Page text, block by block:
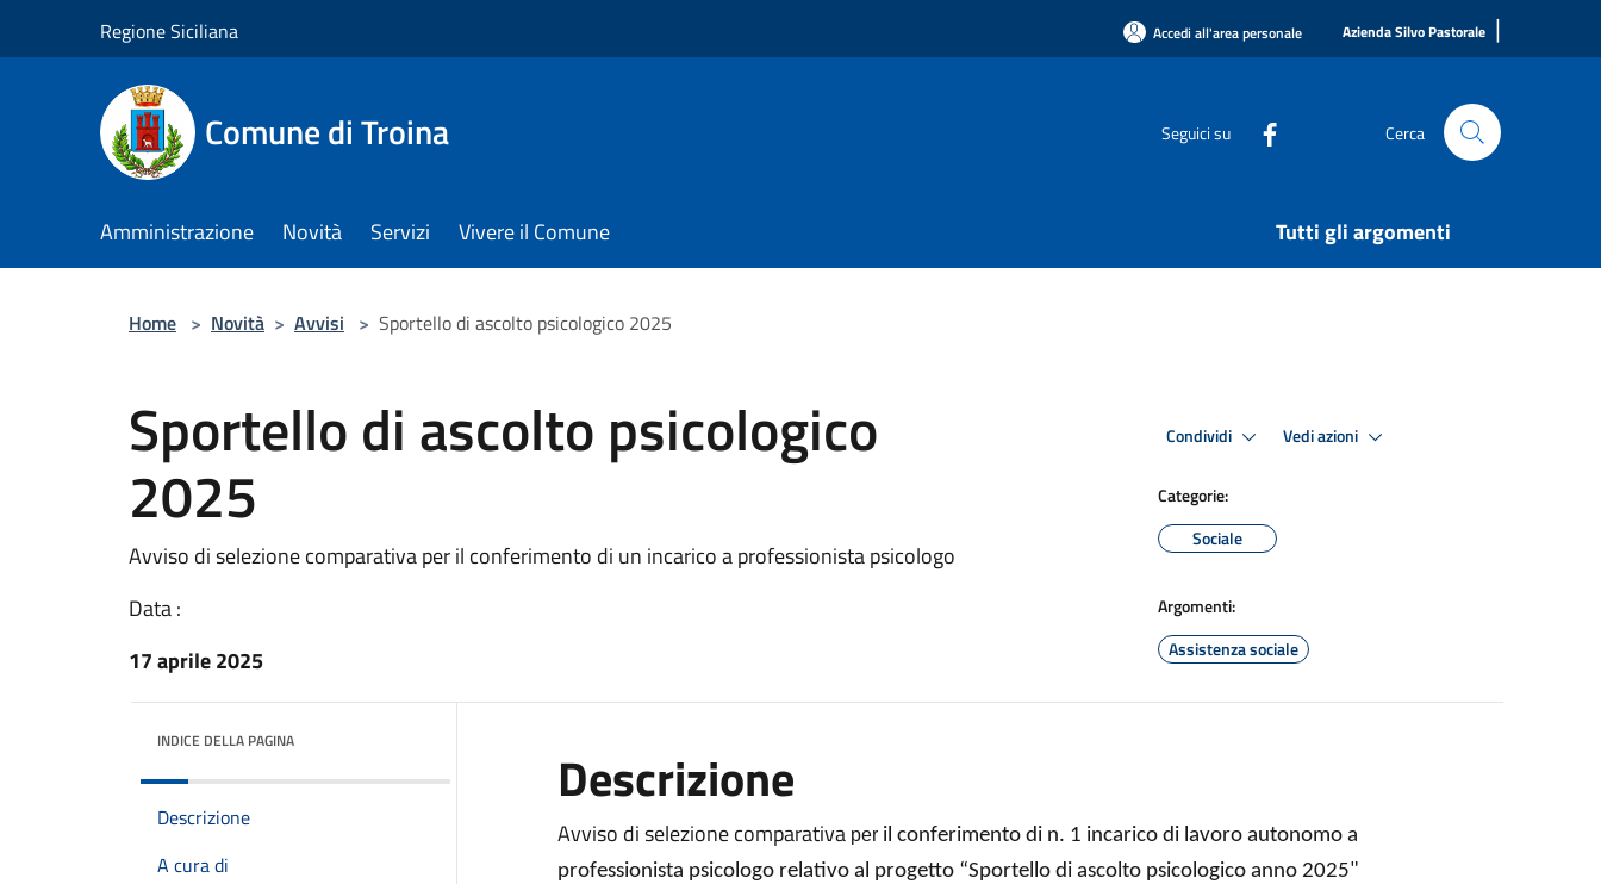
Regione Siciliana Accedi all'area personale Azienda Silvo Pastorale |
Comune di Troina Seguici su Cerca
Amministrazione Novità Servizi Vivere il Comune Tutti gli argomenti
Home > Novità > Avvisi > Sportello di ascolto psicologico 2025
Sportello di ascolto psicologico
2025
Avviso di selezione comparativa per il conferimento di un incarico a professionista psicologo
Data :
17 aprile 2025
Condividi Vedi azioni
Categorie:
Sociale
Argomenti:
Assistenza sociale
INDICE DELLA PAGINA
Descrizione
A cura di
Descrizione
Avviso di selezione comparativa per il conferimento di n. 1 incarico di lavoro autonomo a
professionista psicologo relativo al progetto “Sportello di ascolto psicologico anno 2025"